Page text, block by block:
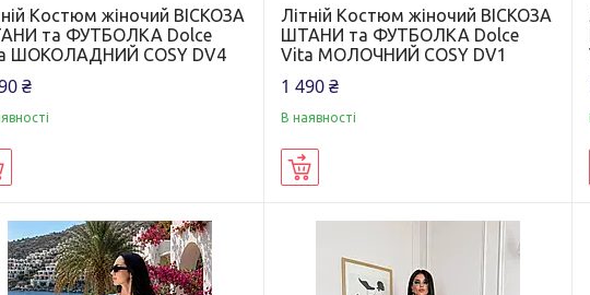
Костюм жіночий ВІСКОЗА
та ФУТБОЛКА Dolce
ШОКОЛАДНИЙ COSY DV4
₴
Літній Костюм жіночий ВІСКОЗА
ШТАНИ та ФУТБОЛКА Dolce
Vita МОЛОЧНИЙ COSY DV1
1 490 ₴
В наявності